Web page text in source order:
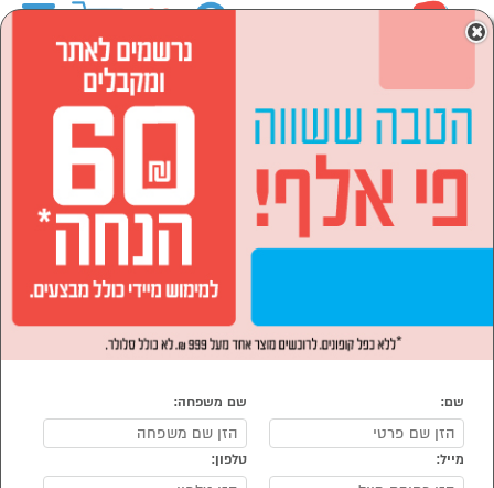
בריכה, מתנפחים וציוד מתנפחים
מתנפחים
×
שם: שם משפחה:
מייל: טלפון: